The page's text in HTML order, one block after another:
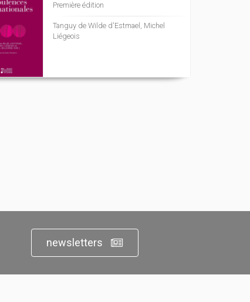
Première édition
Tanguy de Wilde d'Estmael, Michel
Liégeois
newsletters